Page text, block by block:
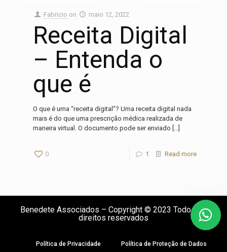
Fabricio on maio 12, 2022
Receita Digital
– Entenda o
que é
O que é uma “receita digital”? Uma receita digital nada
mais é do que uma prescrição médica realizada de
maneira virtual. O documento pode ser enviado […]
0 1 Read more
Benedete Associados – Copyright © 2023 Todos os
direitos reservados
Política de Privacidade Política de Proteção de Dados